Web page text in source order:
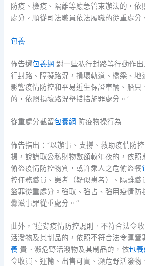
防疫、檢疫、隔離等應急管束辦法的，依
處分，順從司法職員依法履職的從重處分
包養
佈告還包養網 對一些私行封路等行動作
行封路、障礙路況，損壞軌道、橋梁、地
影響疫情防控和平易近生保證車輛、船只
的，依照損壞路況舉措措施罪處分。”
從重處分截留包養網 防疫物操行為
佈告指出：“以辦事、支撐、救助疫情防
揚，說謊取公私財物數額較年夜的，依照
偷盜疫情防控物質，或許乘人之危偷盜餐
控任務職員、患者（疑似患者）、隔離職
盜罪從重處分。強取、強占、強用疫情防
釁滋事罪從重處分。”
此外，“違背疫情防控規則，不符合法令
活潑物及其制品的，依照不符合法令運營
養 貴、瀕危野活潑物及其制品的，依包養
令收買、運輸、出售可貴、瀕危野活潑物